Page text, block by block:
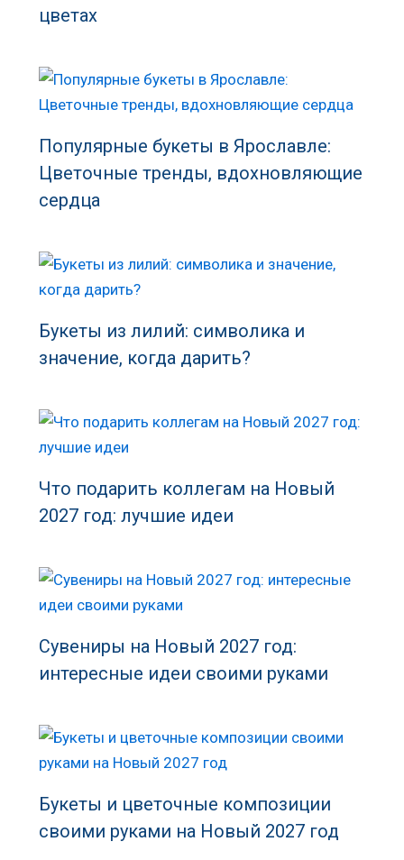
цветах
Популярные букеты в Ярославле:
Цветочные тренды, вдохновляющие
сердца
Букеты из лилий: символика и
значение, когда дарить?
Что подарить коллегам на Новый
2027 год: лучшие идеи
Сувениры на Новый 2027 год:
интересные идеи своими руками
Букеты и цветочные композиции
своими руками на Новый 2027 год